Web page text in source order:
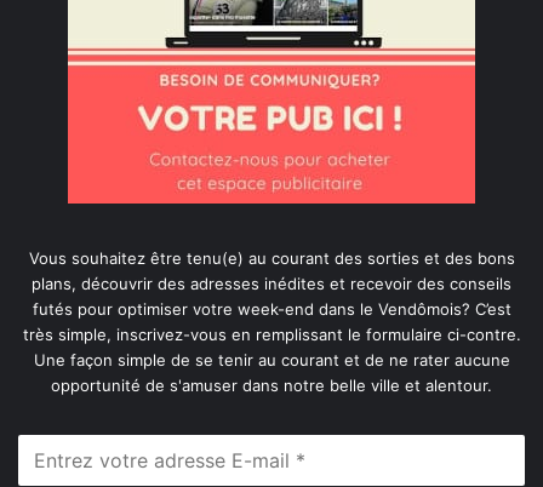
Vous souhaitez être tenu(e) au courant des sorties et des bons
plans, découvrir des adresses inédites et recevoir des conseils
futés pour optimiser votre week-end dans le Vendômois? C’est
très simple, inscrivez-vous en remplissant le formulaire ci-contre.
Une façon simple de se tenir au courant et de ne rater aucune
opportunité de s'amuser dans notre belle ville et alentour.